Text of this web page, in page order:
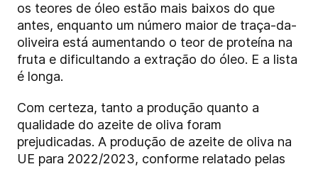
os teores de óleo estão mais baixos do que
antes, enquanto um número maior de traça-da-
oliveira está aumentando o teor de proteína na
fruta e dificultando a extração do óleo. E a lista
é longa.
Com certeza, tanto a produção quanto a
qualidade do azeite de oliva foram
prejudicadas. A produção de azeite de oliva na
UE para 2022/2023, conforme relatado pelas